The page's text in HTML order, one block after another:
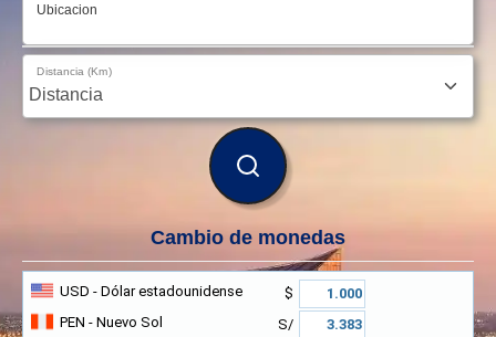
Ubicacion
Distancia (Km)
BUSCAR
Cambio de monedas
USD - Dólar estadounidense
$
PEN - Nuevo Sol
S/